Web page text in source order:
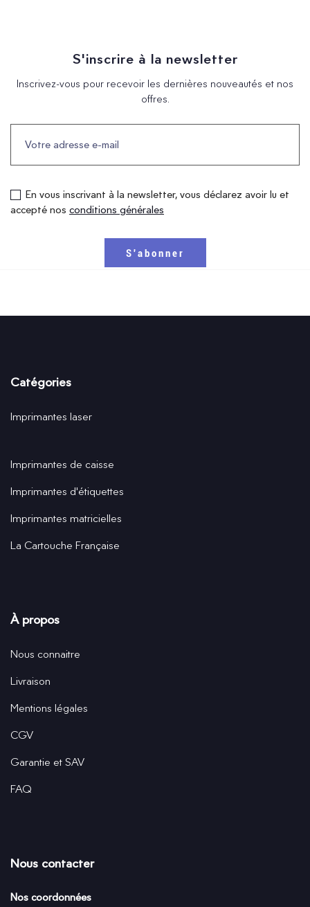
S'inscrire à la newsletter
Inscrivez-vous pour recevoir les dernières nouveautés et nos
offres.
En vous inscrivant à la newsletter, vous déclarez avoir lu et
accepté nos conditions générales
Catégories
Imprimantes laser
Imprimantes de caisse
Imprimantes d'étiquettes
Imprimantes matricielles
La Cartouche Française
À propos
Nous connaitre
Livraison
Mentions légales
CGV
Garantie et SAV
FAQ
Nous contacter
Nos coordonnées